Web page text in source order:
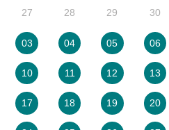
27 28 29 30
03 04 05 06
10 11 12 13
17 18 19 20